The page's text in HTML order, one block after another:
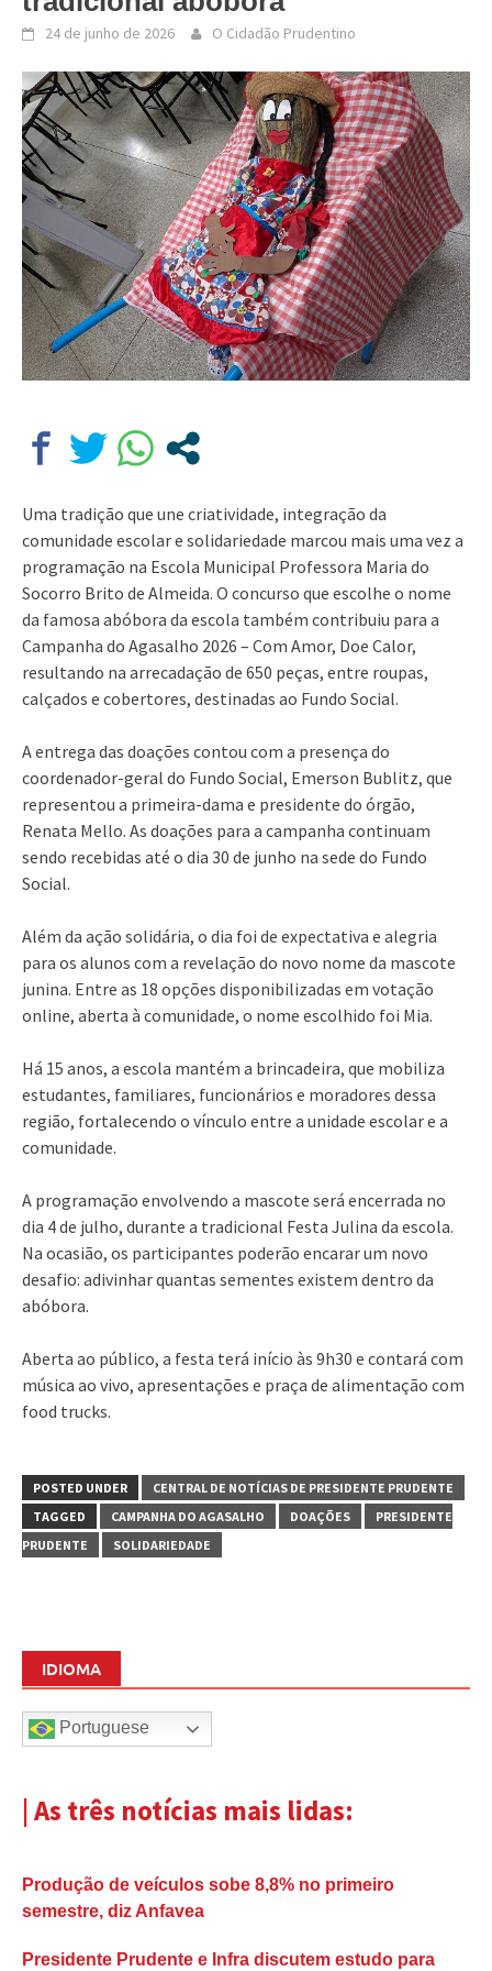
24 de junho de 2026 O Cidadão Prudentino
Uma tradição que une criatividade, integração da
comunidade escolar e solidariedade marcou mais uma vez a
programação na Escola Municipal Professora Maria do
Socorro Brito de Almeida. O concurso que escolhe o nome
da famosa abóbora da escola também contribuiu para a
Campanha do Agasalho 2026 – Com Amor, Doe Calor,
resultando na arrecadação de 650 peças, entre roupas,
calçados e cobertores, destinadas ao Fundo Social.
A entrega das doações contou com a presença do
coordenador-geral do Fundo Social, Emerson Bublitz, que
representou a primeira-dama e presidente do órgão,
Renata Mello. As doações para a campanha continuam
sendo recebidas até o dia 30 de junho na sede do Fundo
Social.
Além da ação solidária, o dia foi de expectativa e alegria
para os alunos com a revelação do novo nome da mascote
junina. Entre as 18 opções disponibilizadas em votação
online, aberta à comunidade, o nome escolhido foi Mia.
Há 15 anos, a escola mantém a brincadeira, que mobiliza
estudantes, familiares, funcionários e moradores dessa
região, fortalecendo o vínculo entre a unidade escolar e a
comunidade.
A programação envolvendo a mascote será encerrada no
dia 4 de julho, durante a tradicional Festa Julina da escola.
Na ocasião, os participantes poderão encarar um novo
desafio: adivinhar quantas sementes existem dentro da
abóbora.
Aberta ao público, a festa terá início às 9h30 e contará com
música ao vivo, apresentações e praça de alimentação com
food trucks.
POSTED UNDER
CENTRAL DE NOTÍCIAS DE PRESIDENTE PRUDENTE
TAGGED
CAMPANHA DO AGASALHO DOAÇÕES
PRESIDENTE
PRUDENTE
SOLIDARIEDADE
IDIOMA
Portuguese
| As três notícias mais lidas:
Produção de veículos sobe 8,8% no primeiro
semestre, diz Anfavea
Presidente Prudente e Infra discutem estudo para